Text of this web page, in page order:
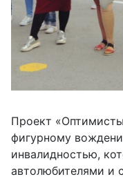
Проект
фигурному
инвалидностью,
автолюбителями и